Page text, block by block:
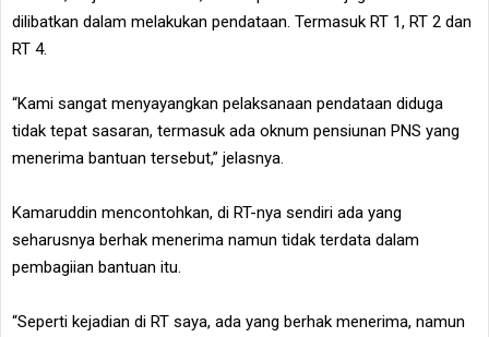
dilibatkan dalam melakukan pendataan. Termasuk RT 1, RT 2 dan
RT 4.
“Kami sangat menyayangkan pelaksanaan pendataan diduga
tidak tepat sasaran, termasuk ada oknum pensiunan PNS yang
menerima bantuan tersebut,” jelasnya.
Kamaruddin mencontohkan, di RT-nya sendiri ada yang
seharusnya berhak menerima namun tidak terdata dalam
pembagiian bantuan itu.
“Seperti kejadian di RT saya, ada yang berhak menerima, namun